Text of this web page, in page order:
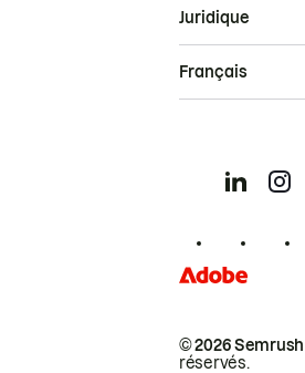
© 2026
réservés.
Juridique
Français